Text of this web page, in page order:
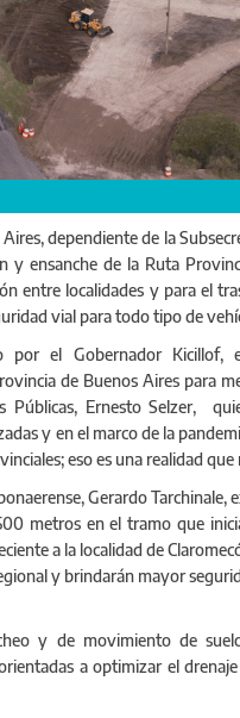
dependiente de la
ensanche de la Ruta
entre localidades y para el
vial para todo tipo de
por el Gobernador Kicillof,
de Buenos Aires para
Públicas, Ernesto Selzer,
y en el marco de la
eso es una realidad que
Gerardo Tarchinale,
metros en el tramo que
a la localidad de
y brindarán mayor
y de movimiento de
a optimizar el